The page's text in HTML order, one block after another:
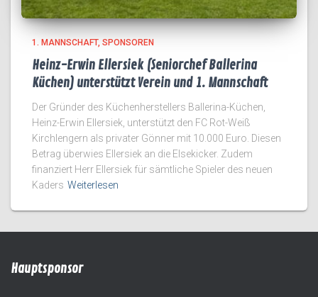
1. MANNSCHAFT SPONSOREN
Heinz-Erwin Ellersiek (Seniorchef Ballerina
Küchen) unterstützt Verein und 1. Mannschaft
Der Gründer des Küchenherstellers Ballerina-Küchen,
Heinz-Erwin Ellersiek, unterstützt den FC Rot-Weiß
Kirchlengern als privater Gönner mit 10.000 Euro. Diesen
Betrag überwies Ellersiek an die Elsekicker. Zudem
finanziert Herr Ellersiek für sämtliche Spieler des neuen
Kaders Weiterlesen
Hauptsponsor